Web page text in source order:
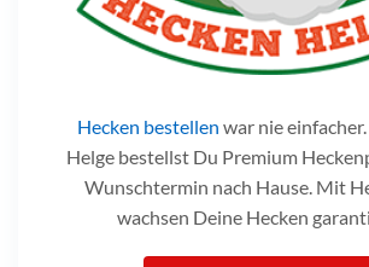
Hecken bestellen war nie
Helge bestellst Du Premium
Wunschtermin nach Hause. Mit
wachsen Deine Hecken